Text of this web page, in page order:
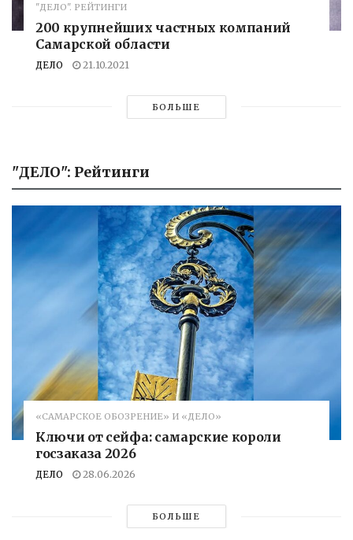
"ДЕЛО". РЕЙТИНГИ
200 крупнейших частных компаний
Самарской области
ДЕЛО 21.10.2021
БОЛЬШЕ
"ДЕЛО": Рейтинги
«САМАРСКОЕ ОБОЗРЕНИЕ» И «ДЕЛО»
Ключи от сейфа: самарские короли
госзаказа 2026
ДЕЛО 28.06.2026
БОЛЬШЕ